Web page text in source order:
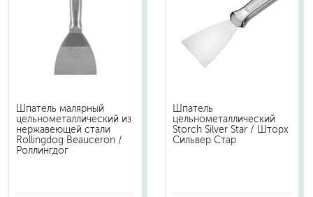
Шпатель малярный
цельнометаллический из
нержавеющей стали
Rollingdog Beauceron /
Роллингдог
Шпатель
цельнометаллический
Storch Silver Star / Шторх
Сильвер Стар